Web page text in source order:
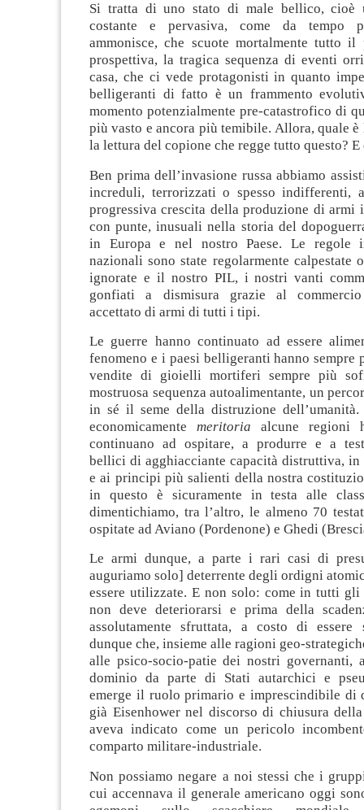
Si tratta di uno stato di male bellico, cioè
costante e pervasiva, come da tempo
ammonisce, che scuote mortalmente tutto il
prospettiva, la tragica sequenza di eventi
casa, che ci vede protagonisti in quanto
belligeranti di fatto è un frammento
momento potenzialmente pre-catastrofico di
più vasto e ancora più temibile. Allora, quale è
la lettura del copione che regge tutto questo?
Ben prima dell’invasione russa abbiamo
increduli, terrorizzati o spesso indifferenti,
progressiva crescita della produzione di armi
con punte, inusuali nella storia del
in Europa e nel nostro Paese. Le regole
nazionali sono state regolarmente calpestate
ignorate e il nostro PIL, i nostri vanti
gonfiati a dismisura grazie al
accettato di armi di tutti i tipi.
Le guerre hanno continuato ad essere
fenomeno e i paesi belligeranti hanno sempre
vendite di gioielli mortiferi sempre più
mostruosa sequenza autoalimentante, un
in sé il seme della distruzione
economicamente meritoria alcune regioni
continuano ad ospitare, a produrre e a
bellici di agghiacciante capacità distruttiva, in
e ai principi più salienti della nostra
in questo è sicuramente in testa alle
dimentichiamo, tra l’altro, le almeno 70
ospitate ad Aviano (Pordenone) e Ghedi
Le armi dunque, a parte i rari casi di
auguriamo solo] deterrente degli ordigni
essere utilizzate. E non solo: come in tutti
non deve deteriorarsi e prima della
assolutamente sfruttata, a costo di essere
dunque che, insieme alle ragioni geo-
alle psico-socio-patie dei nostri governanti,
dominio da parte di Stati autarchici e
emerge il ruolo primario e imprescindibile di
già Eisenhower nel discorso di chiusura
aveva indicato come un pericolo
comparto militare-industriale.
Non possiamo negare a noi stessi che i
cui accennava il generale americano oggi